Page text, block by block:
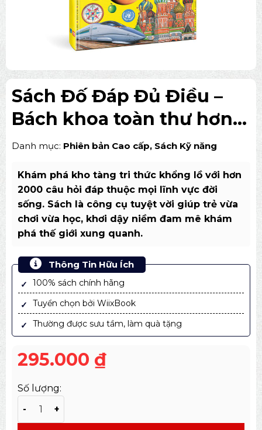
Sách Đố Đáp Đủ Điều –
Bách khoa toàn thư hơn
2000 câu hỏi thú vị
Danh mục: Phiên bản Cao cấp, Sách Kỹ năng
Khám phá kho tàng tri thức khổng lồ với hơn
2000 câu hỏi đáp thuộc mọi lĩnh vực đời
sống. Sách là công cụ tuyệt vời giúp trẻ vừa
chơi vừa học, khơi dậy niềm đam mê khám
phá thế giới xung quanh.
Thông Tin Hữu Ích
100% sách chính hãng
Tuyển chọn bởi WiixBook
Thường được sưu tầm, làm quà tặng
295.000 ₫
Số lượng: